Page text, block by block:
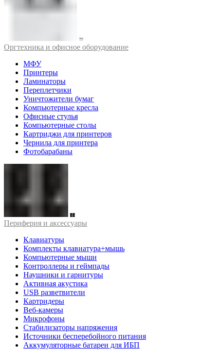
Оргтехника и офисное оборудование
МФУ
Принтеры
Ламинаторы
Переплетчики
Уничтожители бумаг
Компьютерные кресла
Офисные стулья
Компьютерные столы
Картриджи для принтеров
Чернила для принтера
Фотобарабаны
Периферия и аксессуары
Клавиатуры
Комплекты клавиатура+мышь
Компьютерные мыши
Контроллеры и геймпады
Наушники и гарнитуры
Активная акустика
USB разветвители
Картридеры
Веб-камеры
Микрофоны
Стабилизаторы напряжения
Источники бесперебойного питания
Аккумуляторные батареи для ИБП